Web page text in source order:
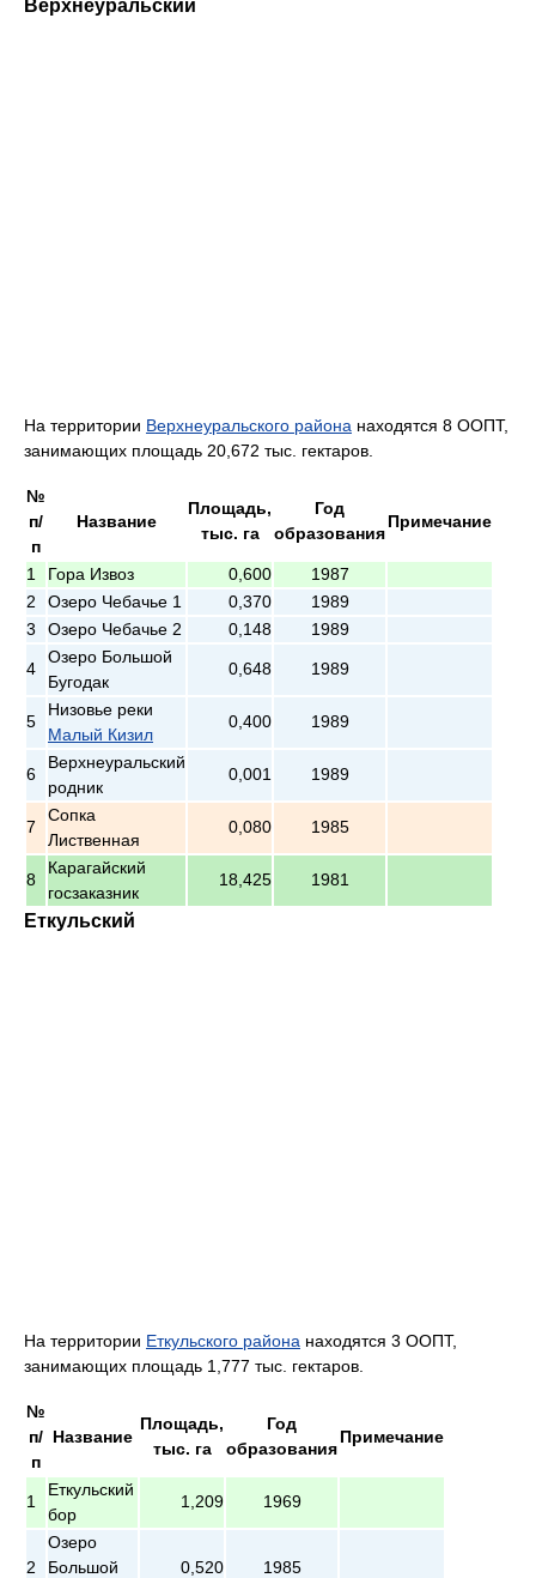
Верхнеуральский
На территории Верхнеуральского района находятся 8 ООПТ,
занимающих площадь 20,672 тыс. гектаров.
№
п/
п
Название
Площадь,
тыс. га
Год
образования
Примечание
1 Гора Извоз 0,600
1987
2
Озеро Чебачье 1 0,370
1989
3
Озеро Чебачье 2 0,148 1989
4
Озеро Большой
Бугодак
0,648 1989
5
Низовье реки
Малый Кизил
0,400 1989
6
Верхнеуральский
родник
0,001 1989
7
Сопка
Лиственная
0,080 1985
8
Карагайский
госзаказник
18,425 1981
Еткульский
На территории Еткульского района находятся 3 ООПТ,
занимающих площадь 1,777 тыс. гектаров.
№
п/
п
Название
Площадь,
тыс. га
Год
образования
Примечание
1
Еткульский
бор
1,209 1969
2
Озеро
Большой
0,520 1985